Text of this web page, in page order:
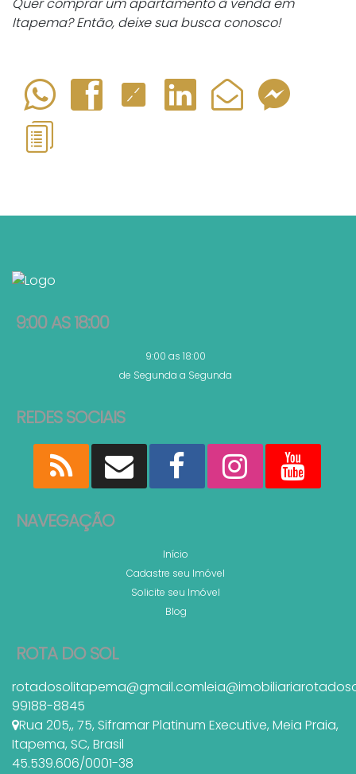
Itapema? Então, deixe sua busca conosco!
9:00 AS 18:00
9:00 as 18:00
de Segunda a Segunda
REDES SOCIAIS
NAVEGAÇÃO
Início
Cadastre seu Imóvel
Solicite seu Imóvel
Blog
ROTA DO SOL
rotadosolitapema@gmail.com
99188-8845
Rua 205,, 75, Siframar Platinum Executive, Meia Praia,
Itapema, SC, Brasil
45.539.606/0001-38